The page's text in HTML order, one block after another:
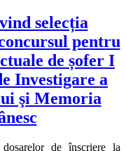
selecția
pentru
de șofer I
Investigare a
şi Memoria
de înscriere la